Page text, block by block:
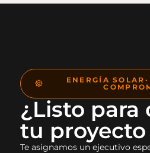
ENERGÍA
¿Listo para
tu proyecto
Te asignamos un ejecutivo